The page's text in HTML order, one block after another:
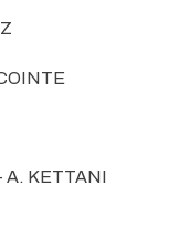
A. KETTANI